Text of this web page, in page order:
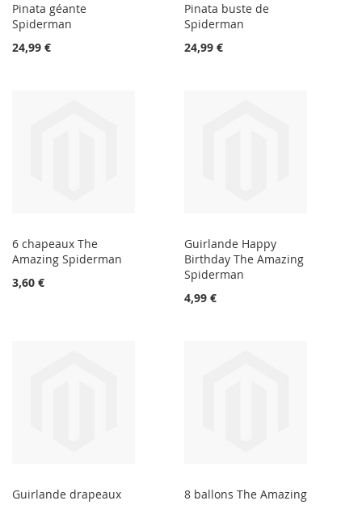
Pinata géante
Spiderman
24,99 €
Pinata buste de
Spiderman
24,99 €
6 chapeaux The
Amazing Spiderman
3,60 €
Guirlande Happy
Birthday The Amazing
Spiderman
4,99 €
Guirlande drapeaux
8 ballons The Amazing